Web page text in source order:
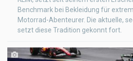
Benchmark bei Bekleidung für
Motorrad-Abenteurer. Die aktuelle,
setzt diese Tradition gekonnt fort.